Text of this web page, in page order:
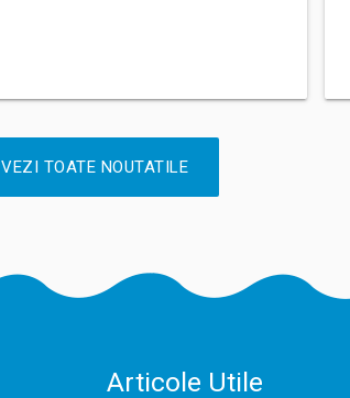
VEZI TOATE NOUTATILE
Articole Utile